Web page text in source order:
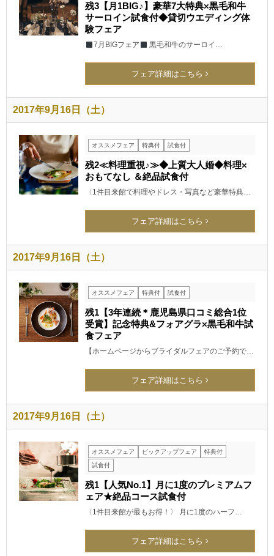
残3【月1BIG♪】豪華7大特典×黒毛和牛
サーロイン試食付◆貸切ウエディング体
験フェア
7月BIGフェア 黒毛和牛のサーロイ…
フェア詳細はこちら
2017年9月16日（土）
オススメフェア 特典付 試食付
残2≪料理重視♪≫◆上質大人婚◆料理×
おもてなし ＆絶品試食付
〈1件目来館で料理やドレス・写真など豪華特典…
フェア詳細はこちら
2017年9月16日（土）
オススメフェア 特典付 試食付
残1【3年連続＊鹿児島県口コミ総合1位
受賞】記念特典&フォアグラ×黒毛和牛試
食フェア
【ホームページからブライダルフェアのご予約で…
フェア詳細はこちら
2017年9月16日（土）
オススメフェア ピックアップフェア
特典付
試食付
残1【人気No.1】月に1度のプレミアムフ
ェア★絶品コース試食付
〈1件目来館が最もお得！〉 月に1度のハーフ…
フェア詳細はこちら